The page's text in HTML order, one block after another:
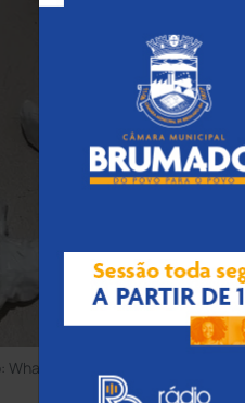
WhatsApp/Achei Sudoeste